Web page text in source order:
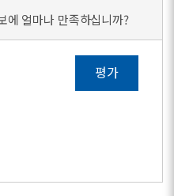
에 얼마나 만족하십니까?
평가